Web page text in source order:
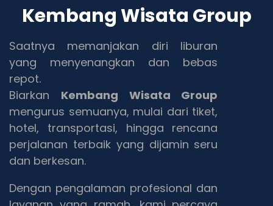
Kembang Wisata Group
Saatnya memanjakan diri liburan
yang menyenangkan dan bebas
repot.
Biarkan Kembang Wisata Group
mengurus semuanya, mulai dari tiket,
hotel, transportasi, hingga rencana
perjalanan terbaik yang dijamin seru
dan berkesan.
Dengan pengalaman profesional dan